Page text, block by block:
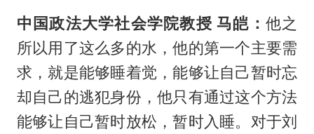
中国政法大学社会学院教授 马皑： 他之
所以用了这么多的水，他的第一个主要需
求，就是能够睡着觉，能够让自己暂时忘
却自己的逃犯身份，他只有通过这个方法
能够让自己暂时放松，暂时入睡。对于刘